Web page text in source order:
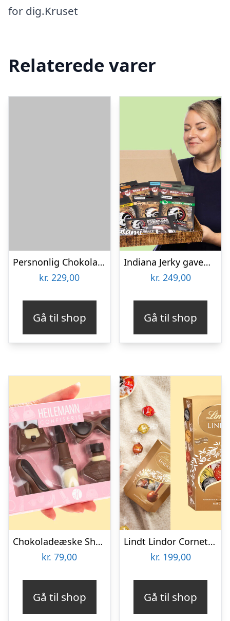
for dig.Kruset
Relaterede varer
Persnonlig Chokoladeblomst med Billede
kr. 229,00
Gå til shop
Indiana Jerky gaveæske
kr. 249,00
Gå til shop
Chokoladeæske Shopping
kr. 79,00
Gå til shop
Lindt Lindor Cornet 500 gram – Blandet chokolade
kr. 199,00
Gå til shop